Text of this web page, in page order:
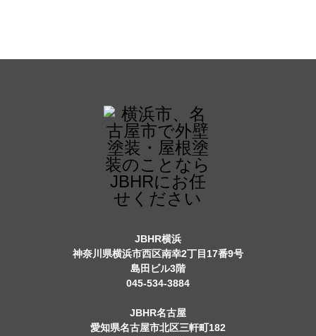
JBHR横浜
神奈川県横浜市西区南幸2丁目17番9号
島田ビル3階
045-534-3884
JBHR名古屋
愛知県名古屋市北区三軒町182